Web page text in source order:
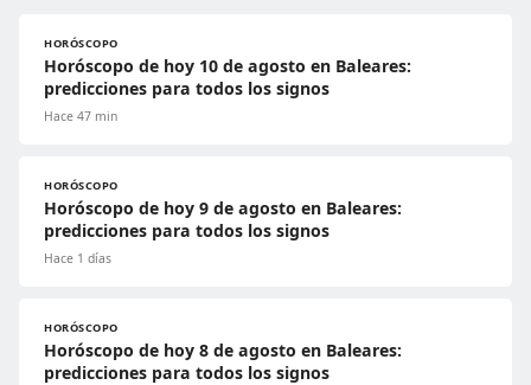
HORÓSCOPO
Horóscopo de hoy 10 de agosto en Baleares:
predicciones para todos los signos
Hace 47 min
HORÓSCOPO
Horóscopo de hoy 9 de agosto en Baleares:
predicciones para todos los signos
Hace 1 días
HORÓSCOPO
Horóscopo de hoy 8 de agosto en Baleares:
predicciones para todos los signos